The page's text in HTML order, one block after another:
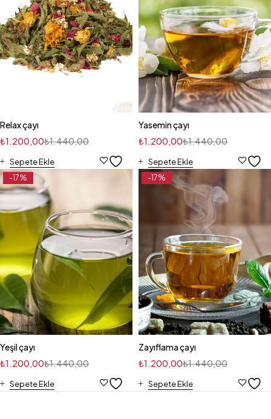
Relax çayı
₺1.440,00
₺1.200,00
Sepete Ekle
Yasemin çayı
₺1.440,00
₺1.200,00
Sepete Ekle
-17%
Yeşil çayı
₺1.440,00
₺1.200,00
Sepete Ekle
-17%
Zayıflama çayı
₺1.440,00
₺1.200,00
Sepete Ekle